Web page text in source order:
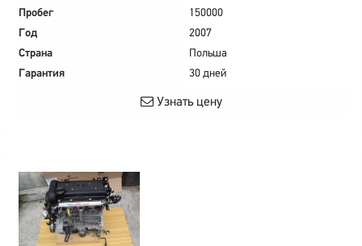
Пробег
150000
Год
2007
Страна
Польша
Гарантия
30 дней
Узнать цену